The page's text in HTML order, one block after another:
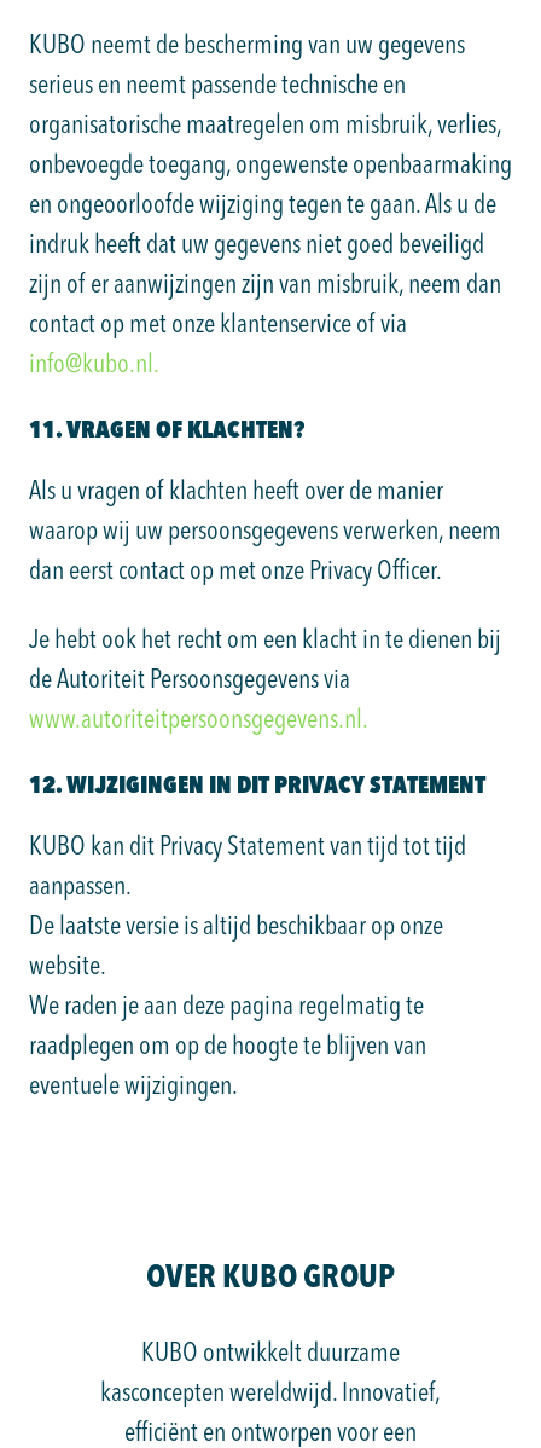
KUBO neemt de bescherming van uw gegevens
serieus en neemt passende technische en
organisatorische maatregelen om misbruik, verlies,
onbevoegde toegang, ongewenste openbaarmaking
en ongeoorloofde wijziging tegen te gaan. Als u de
indruk heeft dat uw gegevens niet goed beveiligd
zijn of er aanwijzingen zijn van misbruik, neem dan
contact op met onze klantenservice of via
info@kubo.nl.
11. VRAGEN OF KLACHTEN?
Als u vragen of klachten heeft over de manier
waarop wij uw persoonsgegevens verwerken, neem
dan eerst contact op met onze Privacy Officer.
Je hebt ook het recht om een klacht in te dienen bij
de Autoriteit Persoonsgegevens via
www.autoriteitpersoonsgegevens.nl.
12. WIJZIGINGEN IN DIT PRIVACY STATEMENT
KUBO kan dit Privacy Statement van tijd tot tijd
aanpassen.
De laatste versie is altijd beschikbaar op onze
website.
We raden je aan deze pagina regelmatig te
raadplegen om op de hoogte te blijven van
eventuele wijzigingen.
OVER KUBO GROUP
KUBO ontwikkelt duurzame
kasconcepten wereldwijd. Innovatief,
efficiënt en ontworpen voor een